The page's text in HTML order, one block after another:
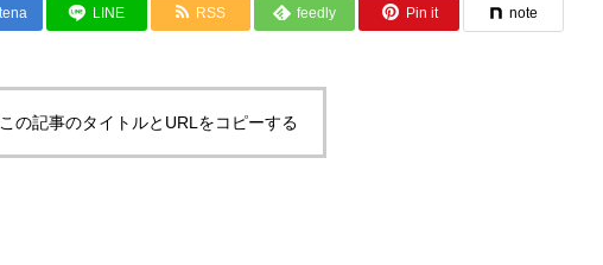
LINE RSS feedly Pin it note
この記事のタイトルとURLをコピーする